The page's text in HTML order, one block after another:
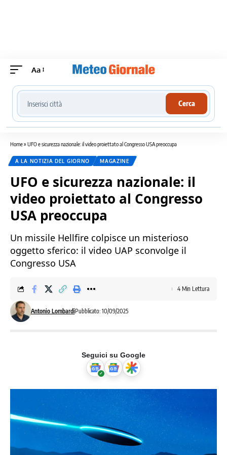
Aa
Cerca località meteo
Cerca
Home» UFO e sicurezza nazionale: il video proiettato al Congresso USA preoccupa
A LA NOTIZIA DEL GIORNO MAGAZINE
UFO e sicurezza nazionale: il
video proiettato al Congresso
USA preoccupa
Un missile Hellfire colpisce un misterioso
oggetto sferico: il video UAP sconvolge il
Congresso USA
Antonio LombardiPubblicato: 10/09/2025
4 Min Lettura
Seguici su Google